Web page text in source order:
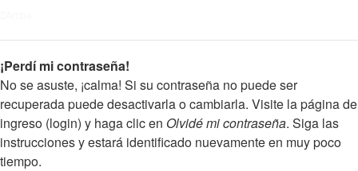
¡Perdí mi contraseña!
No se asuste, ¡calma! Si su contraseña no puede ser
recuperada puede desactivarla o cambiarla. Visite la página de
ingreso (login) y haga clic en Olvidé mi contraseña. Siga las
instrucciones y estará identificado nuevamente en muy poco
tiempo.